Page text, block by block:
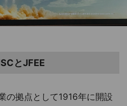
とJFEE
の拠点として1916年に開設